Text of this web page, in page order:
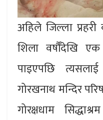
अहिले जिल्ला प्रहरी
शिला वर्षौँदेखि
पाइएपछि
गोरखनाथ मन्दिर
गोरक्षधाम